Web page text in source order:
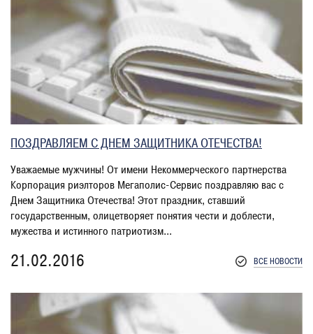
ПОЗДРАВЛЯЕМ С ДНЕМ ЗАЩИТНИКА ОТЕЧЕСТВА!
Уважаемые мужчины! От имени Некоммерческого партнерства
Корпорация риэлторов Мегаполис-Сервис поздравляю вас с
Днем Защитника Отечества! Этот праздник, ставший
государственным, олицетворяет понятия чести и доблести,
мужества и истинного патриотизм...
21.02.2016 ВСЕ НОВОСТИ